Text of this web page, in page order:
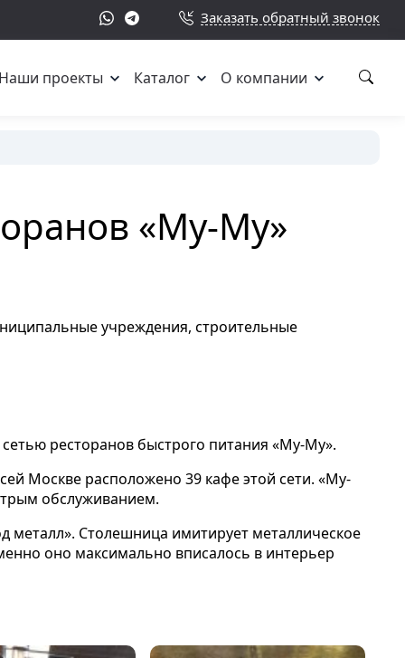
Заказать обратный звонок
проекты Каталог О компании
«Му-Му»
учреждения, строительные
ресторанов быстрого питания «Му-Му».
Москве расположено 39 кафе этой сети. «Му-
обслуживанием.
металл». Столешница имитирует металлическое
оно максимально вписалось в интерьер